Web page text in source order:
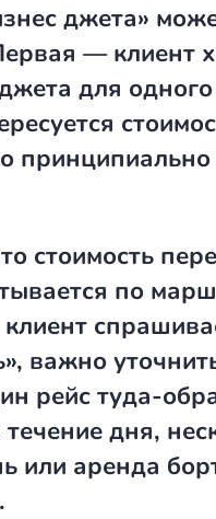
джета»
— клиент
для
стоимость
по
клиент
, важно
рейс туда-
дня,
или аренда